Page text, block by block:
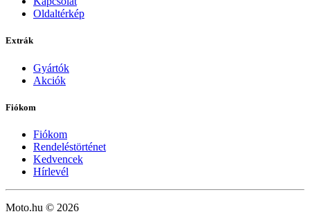
Oldaltérkép
Extrák
Gyártók
Akciók
Fiókom
Fiókom
Rendeléstörténet
Kedvencek
Hírlevél
Moto.hu © 2026